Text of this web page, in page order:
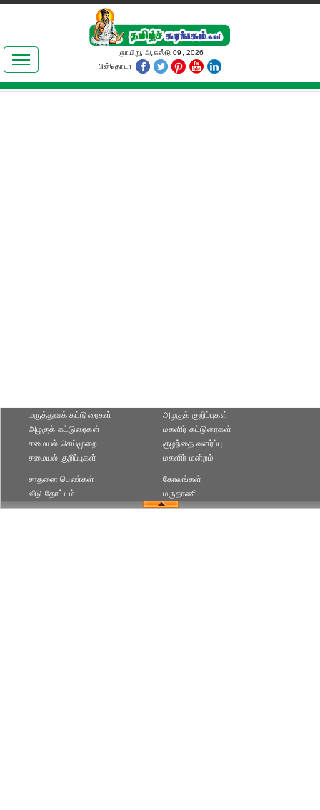
இலக்கியங்கள்
தமிழ் உலகம்
ஞாயிறு, ஆகஸ்டு 09, 2026
பின்தொடர
மருத்துவக் கட்டுரைகள்
அழகுக் கட்டுரைகள்
அழகுக் குறிப்புகள்
மகளிர் கட்டுரைகள்
சமையல் செய்முறை
சமையல் குறிப்புகள்
குழந்தை வளர்ப்பு
மகளிர் மன்றம்
சாதனை பெண்கள்
வீடு-தோட்டம்
கோலங்கள்
மருதாணி